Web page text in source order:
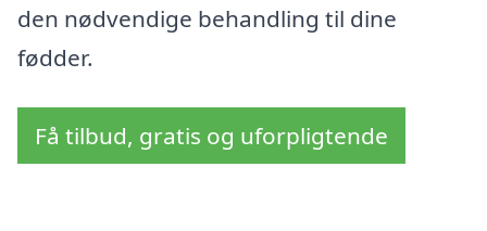
den nødvendige behandling til dine
fødder.
Få tilbud, gratis og uforpligtende